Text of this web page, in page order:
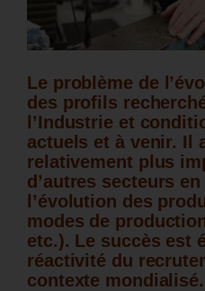
Le problème de
des profils
l’Industrie et
actuels et à venir. Il
relativement plus
d’autres secteurs
l’évolution des
modes de
etc.). Le succès est
réactivité du
contexte mondialisé.